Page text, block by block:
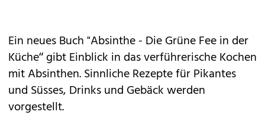
Ein neues Buch "Absinthe - Die Grüne Fee in der
Küche“ gibt Einblick in das verführerische Kochen
mit Absinthen. Sinnliche Rezepte für Pikantes
und Süsses, Drinks und Gebäck werden
vorgestellt.